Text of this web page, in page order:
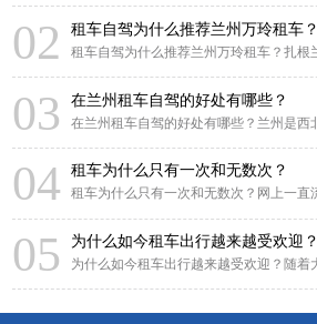
02 租车自驾为什么推荐兰州万玲租车？
03 在兰州租车自驾的好处有哪些？
04 租车为什么只有一次和无数次？
05 为什么如今租车出行越来越受欢迎？